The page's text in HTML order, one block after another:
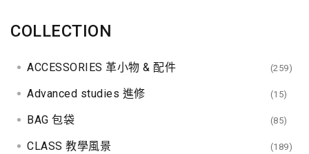
COLLECTION
ACCESSORIES 革小物 & 配件 (259)
Advanced studies 進修 (15)
BAG 包袋 (85)
CLASS 教學風景 (189)